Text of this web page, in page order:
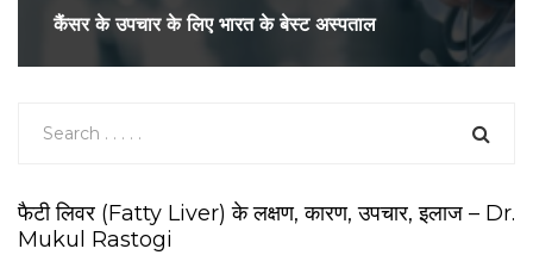
कैंसर के उपचार के लिए भारत के बेस्ट अस्पताल
फैटी लिवर (Fatty Liver) के लक्षण, कारण, उपचार, इलाज – Dr.
Mukul Rastogi